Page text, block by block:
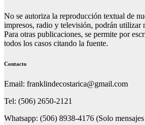
No se autoriza la reproducción textual de
impresos, radio y televisión, podrán utilizar
Para otras publicaciones, se permite por
todos los casos citando la fuente.
Contacto
Email: franklindecostarica@gmail.com
Tel: (506) 2650-2121
Whatsapp: (506) 8938-4176 (Solo